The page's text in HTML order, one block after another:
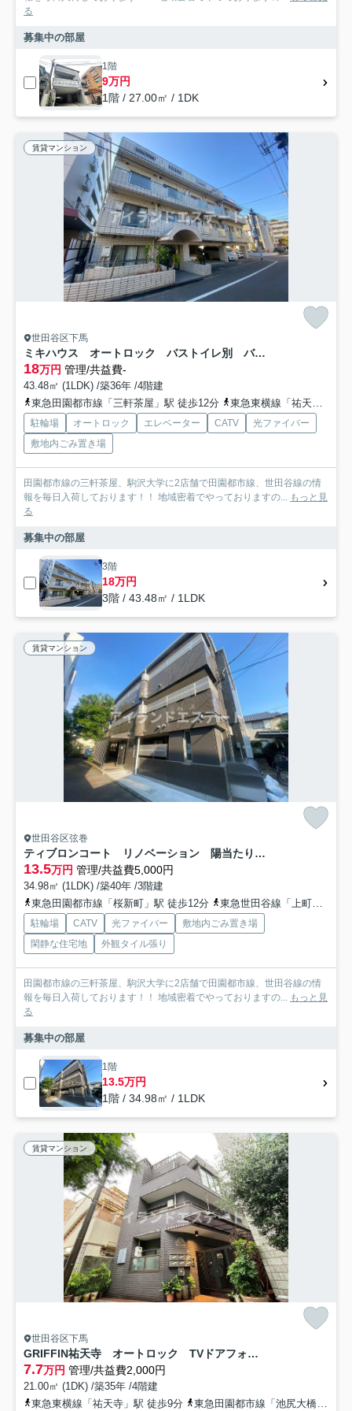
る
募集中の部屋
1階
9万円
1階 / 27.00㎡ / 1DK
賃貸マンション
世田谷区下馬
ミキハウス オートロック バストイレ別 バイク相談可
18万円 管理/共益費-
43.48㎡ (1LDK) /築36年 /4階建
東急田園都市線「三軒茶屋」駅 徒歩12分
東急東横線「祐天寺」駅 徒歩18分
駐輪場 オートロック エレベーター CATV
光ファイバー
敷地内ごみ置き場
田園都市線の三軒茶屋、駒沢大学に2店舗で田園都市線、世田谷線の情
報を毎日入荷しております！！ 地域密着でやっておりますの... もっと見
る
募集中の部屋
3階
18万円
3階 / 43.48㎡ / 1LDK
賃貸マンション
世田谷区弦巻
ティブロンコート リノベーション 陽当たり良好 バストイレ別
13.5万円 管理/共益費5,000円
34.98㎡ (1LDK) /築40年 /3階建
東急田園都市線「桜新町」駅 徒歩12分
東急世田谷線「上町」駅 徒歩12分
駐輪場 CATV 光ファイバー
敷地内ごみ置き場
閑静な住宅地
外観タイル張り
田園都市線の三軒茶屋、駒沢大学に2店舗で田園都市線、世田谷線の情
報を毎日入荷しております！！ 地域密着でやっておりますの... もっと見
る
募集中の部屋
1階
13.5万円
1階 / 34.98㎡ / 1LDK
賃貸マンション
世田谷区下馬
GRIFFIN祐天寺 オートロック TVドアフォン 通風良好
7.7万円 管理/共益費2,000円
21.00㎡ (1DK) /築35年 /4階建
東急東横線「祐天寺」駅 徒歩9分
東急田園都市線「池尻大橋」駅 徒歩18分